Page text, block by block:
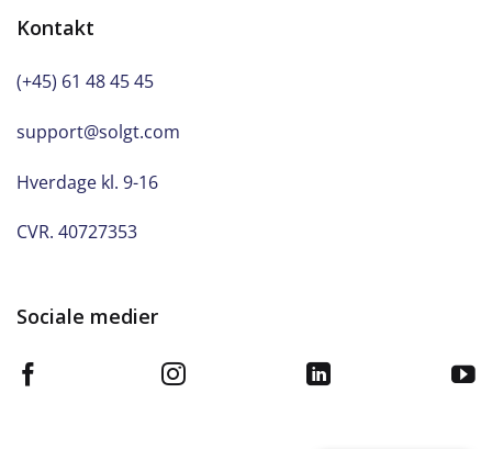
Kontakt
(+45) 61 48 45 45
support@solgt.com
Hverdage kl. 9-16
CVR. 40727353
Sociale medier